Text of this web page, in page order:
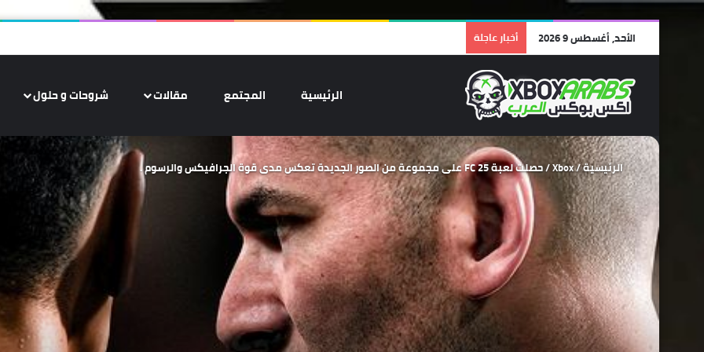
الأحد, أغسطس 9 2026 أخبار عاجلة
الرئيسية المجتمع مقالات شروحات و حلول
الرئيسية/
Xbox
/حصلت لعبة FC 25 على مجموعة من الصور الجديدة تعكس مدى قوة الجرافيكس والرسوم .